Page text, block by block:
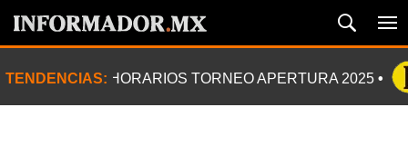
TENDENCIAS: HORARIOS TORNEO APERTURA 2025